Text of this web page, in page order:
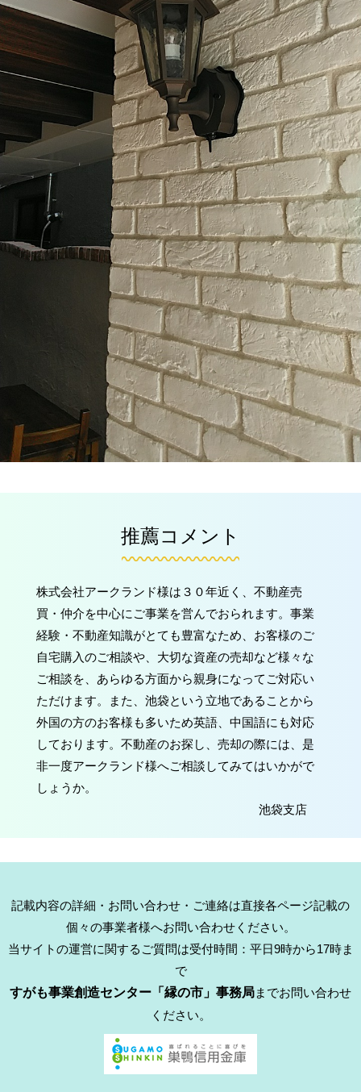
推薦コメント
株式会社アークランド様は３０年近く、不動産売
買・仲介を中心にご事業を営んでおられます。事業
経験・不動産知識がとても豊富なため、お客様のご
自宅購入のご相談や、大切な資産の売却など様々な
ご相談を、あらゆる方面から親身になってご対応い
ただけます。また、池袋という立地であることから
外国の方のお客様も多いため英語、中国語にも対応
しております。不動産のお探し、売却の際には、是
非一度アークランド様へご相談してみてはいかがで
しょうか。
池袋支店
記載内容の詳細・お問い合わせ・ご連絡は直接各ページ記載の
個々の事業者様へお問い合わせください。
当サイトの運営に関するご質問は受付時間：平日9時から17時ま
で
すがも事業創造センター「縁の市」事務局までお問い合わせ
ください。